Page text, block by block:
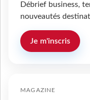
Débrief business,
nouveautés
Je m'inscris
MAGAZINE